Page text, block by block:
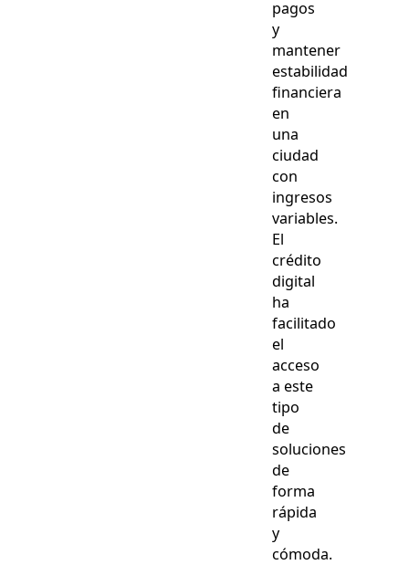
pagos
y
mantener
estabilidad
financiera
en
una
ciudad
con
ingresos
variables.
El
crédito
digital
ha
facilitado
el
acceso
a este
tipo
de
soluciones
de
forma
rápida
y
cómoda.